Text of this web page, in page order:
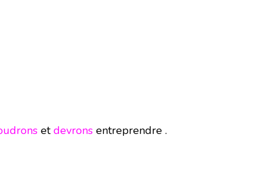
etdevrons entreprendre .